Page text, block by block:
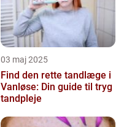
03 maj 2025
Find den rette tandlæge i
Vanløse: Din guide til tryg
tandpleje